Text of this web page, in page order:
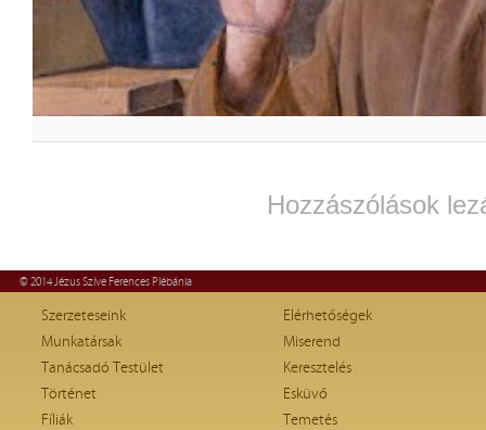
Hozzászólások
© 2014 Jézus Szíve Ferences Plébánia
Szerzeteseink
Munkatársak
Tanácsadó Testület
Történet
Fíliák
Elérhetőségek
Miserend
Keresztelés
Esküvő
Temetés